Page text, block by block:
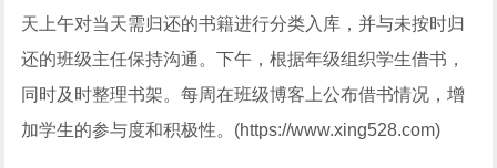
天上午对当天需归还的书籍进行分类入库，并与未按时归
还的班级主任保持沟通。下午，根据年级组织学生借书，
同时及时整理书架。每周在班级博客上公布借书情况，增
加学生的参与度和积极性。(https://www.xing528.com)